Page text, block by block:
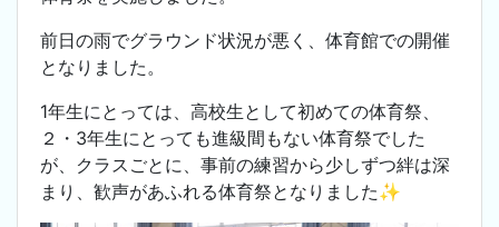
前日の雨でグラウンド状況が悪く、体育館での開催
となりました。
1年生にとっては、高校生として初めての体育祭、
２・3年生にとっても進級間もない体育祭でした
が、クラスごとに、事前の練習から少しずつ絆は深
まり、歓声があふれる体育祭となりました✨